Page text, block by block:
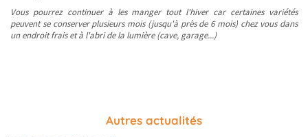
Vous pourrez continuer à les manger tout l'hiver car certaines variétés
peuvent se conserver plusieurs mois (jusqu'à près de 6 mois) chez vous dans
un endroit frais et à l'abri de la lumière (cave, garage...)
Autres actualités